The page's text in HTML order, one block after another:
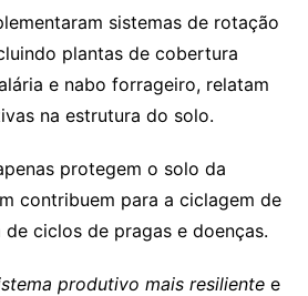
sistemas de rotação
plantas de cobertura
e nabo forrageiro, relatam
na estrutura do solo.
protegem o solo da
contribuem para a ciclagem de
ciclos de pragas e doenças.
produtivo mais resilientee